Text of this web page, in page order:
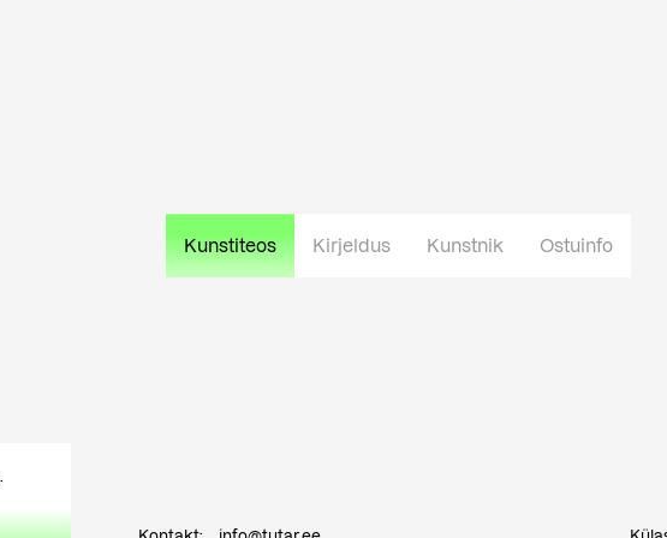
.
Kunstiteos Kirjeldus Kunstnik Ostuinfo